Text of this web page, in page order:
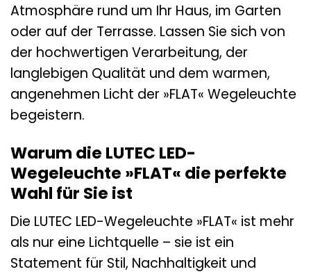
Atmosphäre rund um Ihr Haus, im Garten
oder auf der Terrasse. Lassen Sie sich von
der hochwertigen Verarbeitung, der
langlebigen Qualität und dem warmen,
angenehmen Licht der »FLAT« Wegeleuchte
begeistern.
Warum die LUTEC LED-
Wegeleuchte »FLAT« die perfekte
Wahl für Sie ist
Die LUTEC LED-Wegeleuchte »FLAT« ist mehr
als nur eine Lichtquelle – sie ist ein
Statement für Stil, Nachhaltigkeit und